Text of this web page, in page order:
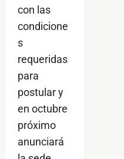
con las
condicione
s
requeridas
para
postular y
en octubre
próximo
anunciará